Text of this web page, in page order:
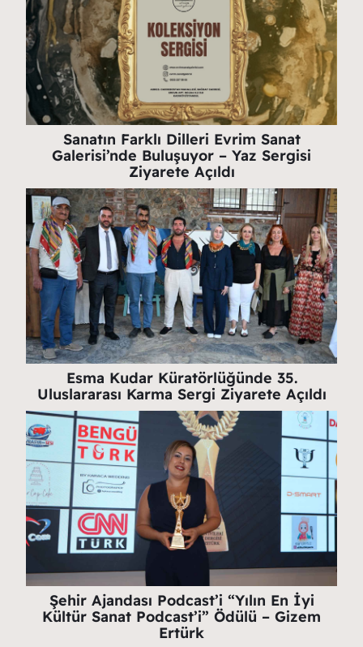
Sanatın Farklı Dilleri Evrim Sanat
Galerisi’nde Buluşuyor – Yaz Sergisi
Ziyarete Açıldı
Esma Kudar Küratörlüğünde 35.
Uluslararası Karma Sergi Ziyarete Açıldı
Şehir Ajandası Podcast’i “Yılın En İyi
Kültür Sanat Podcast’i” Ödülü – Gizem
Ertürk